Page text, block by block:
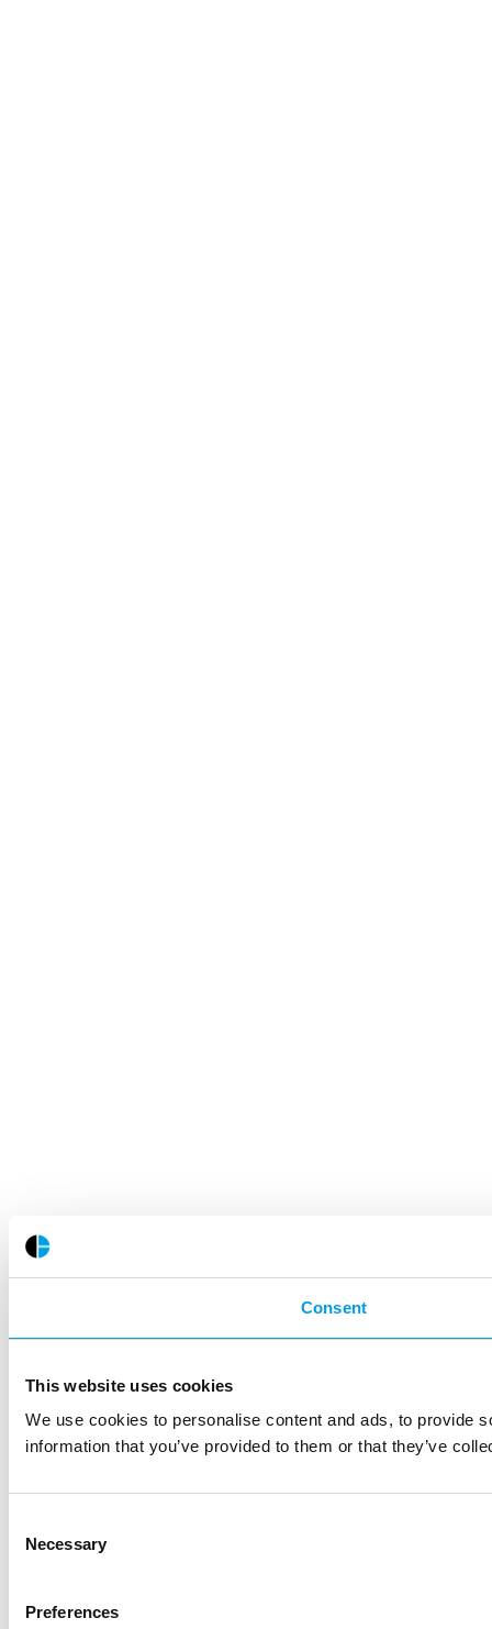
Consent
This website uses cookies
We use cookies to personalise content and ads, to provide
information that you’ve provided to them or that they’ve
Selection
Necessary
Preferences